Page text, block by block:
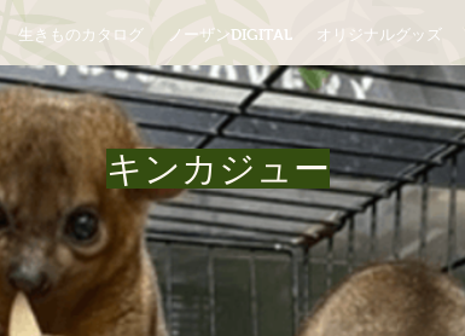
生きものカタログ ノーザンDIGITAL オリジナルグッズ
キンカジュー